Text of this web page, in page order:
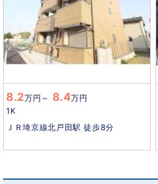
8.2万円～ 8.4万円
1K
ＪＲ埼京線北戸田駅 徒歩8分